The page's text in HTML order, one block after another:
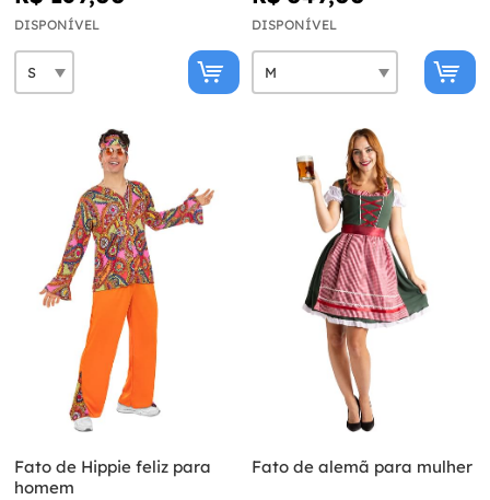
DISPONÍVEL DISPONÍVEL
Fato de Hippie feliz para
homem
Fato de alemã para mulher